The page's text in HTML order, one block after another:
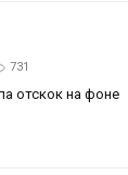
731
отскок на фоне